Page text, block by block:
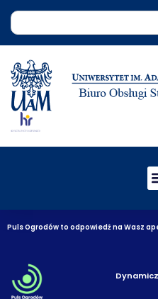
Puls Ogrodów to odpowiedź na Wasz